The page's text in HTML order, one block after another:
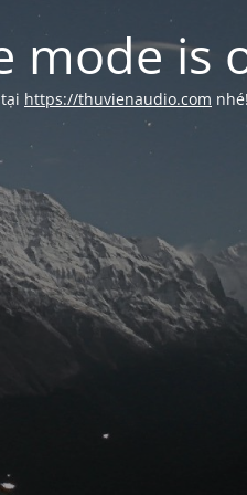
mode is
https://thuvienaudio.com